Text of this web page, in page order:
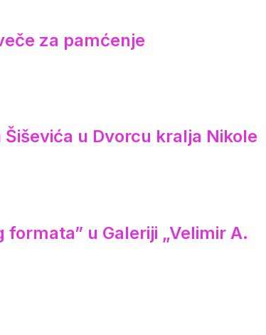
za pamćenje
u Dvorcu kralja Nikole
u Galeriji „Velimir A.